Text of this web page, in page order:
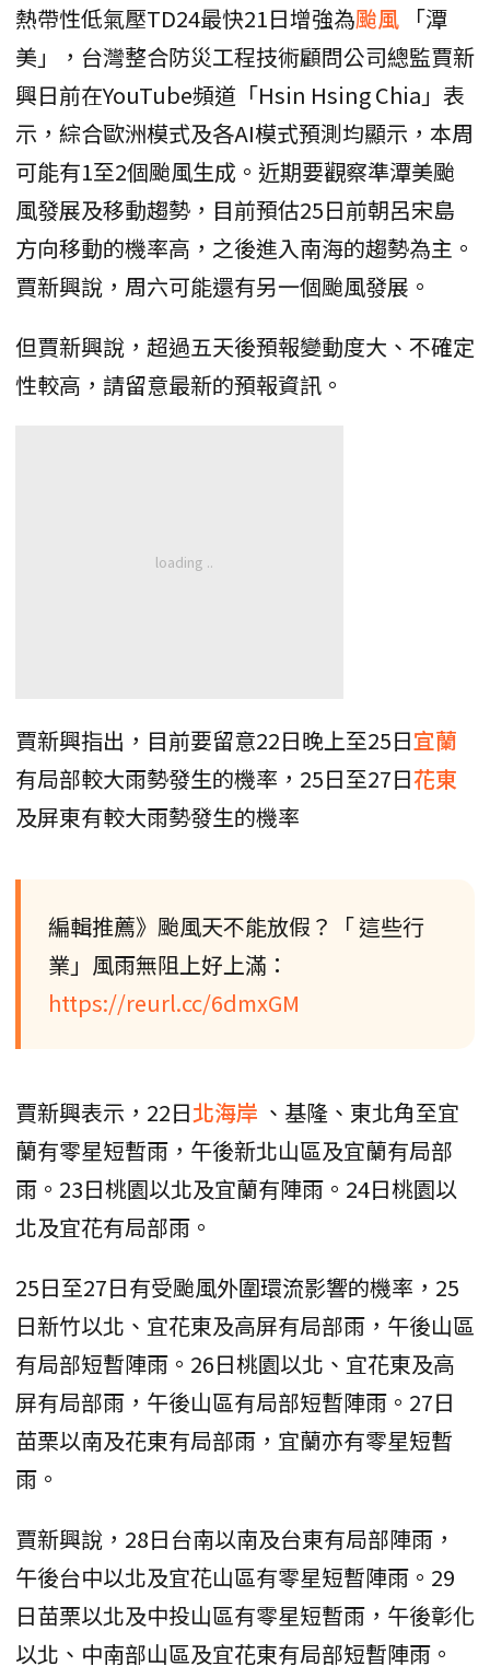
熱帶性低氣壓TD24最快21日增強為颱風 「潭
美」，台灣整合防災工程技術顧問公司總監賈新
興日前在YouTube頻道「Hsin Hsing Chia」表
示，綜合歐洲模式及各AI模式預測均顯示，本周
可能有1至2個颱風生成。近期要觀察準潭美颱
風發展及移動趨勢，目前預估25日前朝呂宋島
方向移動的機率高，之後進入南海的趨勢為主。
賈新興說，周六可能還有另一個颱風發展。
但賈新興說，超過五天後預報變動度大、不確定
性較高，請留意最新的預報資訊。
賈新興指出，目前要留意22日晚上至25日宜蘭
有局部較大雨勢發生的機率，25日至27日花東
及屏東有較大雨勢發生的機率
編輯推薦》颱風天不能放假？「 這些行
業」風雨無阻上好上滿：
https://reurl.cc/6dmxGM
賈新興表示，22日北海岸 、基隆、東北角至宜
蘭有零星短暫雨，午後新北山區及宜蘭有局部
雨。23日桃園以北及宜蘭有陣雨。24日桃園以
北及宜花有局部雨。
25日至27日有受颱風外圍環流影響的機率，25
日新竹以北、宜花東及高屏有局部雨，午後山區
有局部短暫陣雨。26日桃園以北、宜花東及高
屏有局部雨，午後山區有局部短暫陣雨。27日
苗栗以南及花東有局部雨，宜蘭亦有零星短暫
雨。
賈新興說，28日台南以南及台東有局部陣雨，
午後台中以北及宜花山區有零星短暫陣雨。29
日苗栗以北及中投山區有零星短暫雨，午後彰化
以北、中南部山區及宜花東有局部短暫陣雨。